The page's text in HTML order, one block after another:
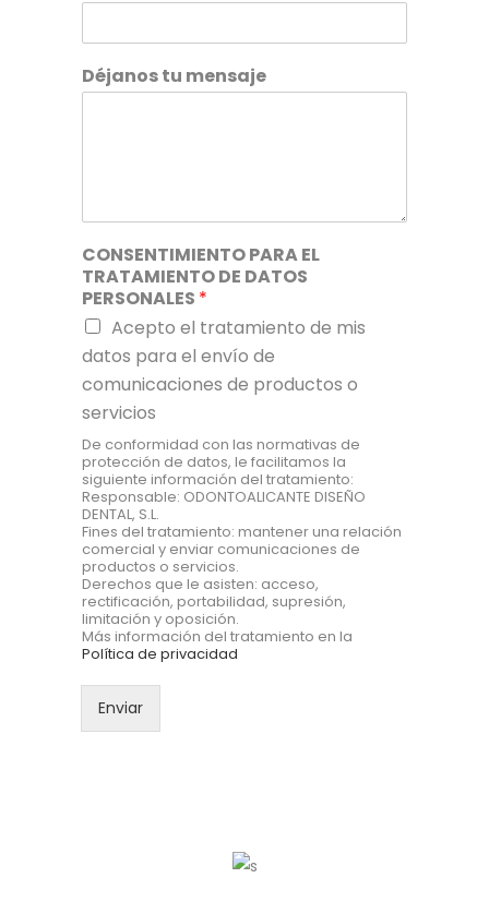
Déjanos tu mensaje
CONSENTIMIENTO PARA EL
TRATAMIENTO DE DATOS
PERSONALES *
Acepto el tratamiento de mis
datos para el envío de
comunicaciones de productos o
servicios
De conformidad con las normativas de
protección de datos, le facilitamos la
siguiente información del tratamiento:
Responsable: ODONTOALICANTE DISEÑO
DENTAL, S.L.
Fines del tratamiento: mantener una relación
comercial y enviar comunicaciones de
productos o servicios.
Derechos que le asisten: acceso,
rectificación, portabilidad, supresión,
limitación y oposición.
Más información del tratamiento en la
Política de privacidad
Enviar